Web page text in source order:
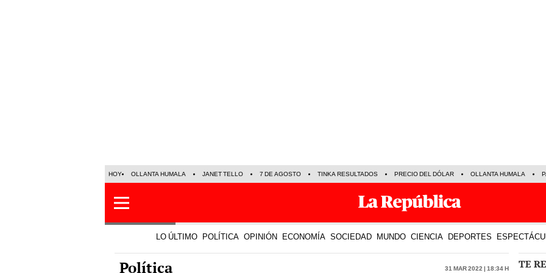
LO ÚLTIMO POLÍTICA OPINIÓN ECONOMÍA SOCIEDAD MUNDO CIENCIA DEPORTES
Política 31 Mar 2022 | 18:34 h TE